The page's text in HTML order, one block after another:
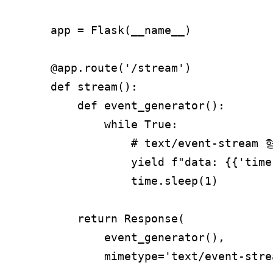
app = Flask(__name__)
@app.route('/stream')
def stream():
    def event_generator():
        while True:
# text/event-stream 형
yield f"data:
            time.sleep(1)
    return Response(
        event_generator(),
mimetype='text/event-